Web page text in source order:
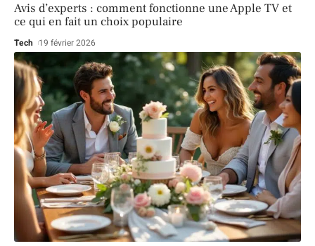
Avis d’experts : comment fonctionne une Apple TV et
ce qui en fait un choix populaire
Tech 19 février 2026